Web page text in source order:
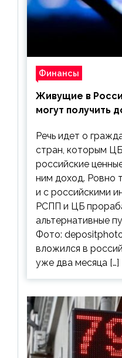
Финансы
Живущие в
могут получить
Речь идет о
стран, которым
российские
ним доход. Ровно
и с российскими
РСПП и ЦБ
альтернативные
Фото:
вложился в
уже два месяца […]